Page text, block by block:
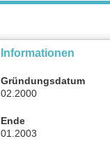
Informationen
Gründungsdatum
02.2000
Ende
01.2003